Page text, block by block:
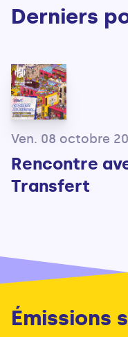
Derniers
Ven. 08 octobre
Rencontre
Transfert
Émissions